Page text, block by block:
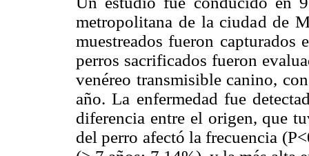
metropolitana de la ciudad de
muestreados fueron capturados
perros sacrificados fueron
venéreo transmisible canino,
año. La enfermedad fue
diferencia entre el origen, que
del perro afectó la frecuencia